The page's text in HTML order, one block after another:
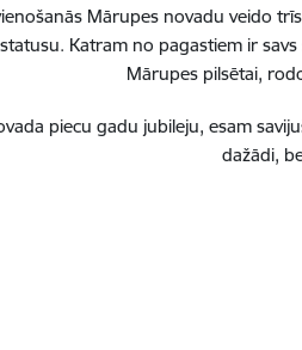
Mārupes novadu veido
Katram no pagastiem ir
Mārupes pilsētai,
piecu gadu jubileju, esam
dažādi,